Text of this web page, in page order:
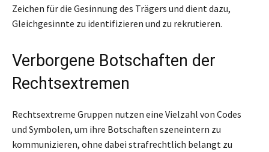
Zeichen für die Gesinnung des Trägers und dient dazu,
Gleichgesinnte zu identifizieren und zu rekrutieren.
Verborgene Botschaften der
Rechtsextremen
Rechtsextreme Gruppen nutzen eine Vielzahl von Codes
und Symbolen, um ihre Botschaften szeneintern zu
kommunizieren, ohne dabei strafrechtlich belangt zu